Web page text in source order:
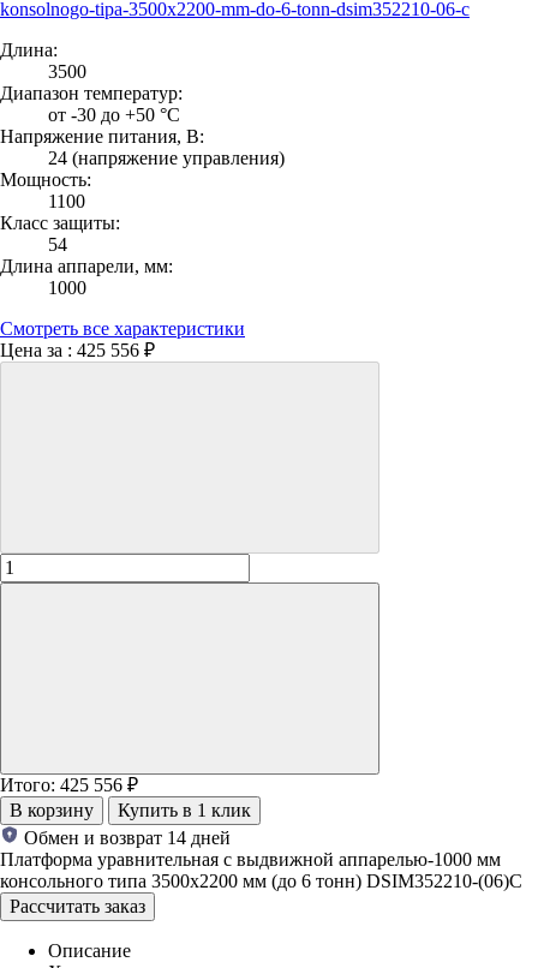
Длина:
3500
Диапазон температур:
от -30 до +50 °С
Напряжение питания, В:
24 (напряжение управления)
Мощность:
1100
Класс защиты:
54
Длина аппарели, мм:
1000
Смотреть все характеристики
Цена за : 425 556 ₽
Итого: 425 556 ₽
В корзину
Купить в 1 клик
Обмен и возврат 14 дней
Платформа уравнительная с выдвижной аппарелью-1000 мм
консольного типа 3500х2200 мм (до 6 тонн) DSIM352210-(06)C
Рассчитать заказ
Описание